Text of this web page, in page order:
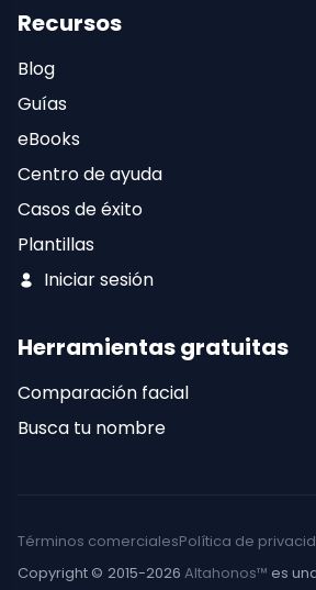
Recursos
Blog
Guías
eBooks
Centro de ayuda
Casos de éxito
Plantillas
Iniciar sesión
Herramientas gratuitas
Comparación facial
Busca tu nombre
Copyright © 2015-2026 Altahonos™ es
Términos comercialesPolítica de